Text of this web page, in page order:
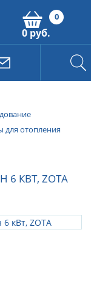
0
0 руб.
для отопления
6 КВТ, ZOTA